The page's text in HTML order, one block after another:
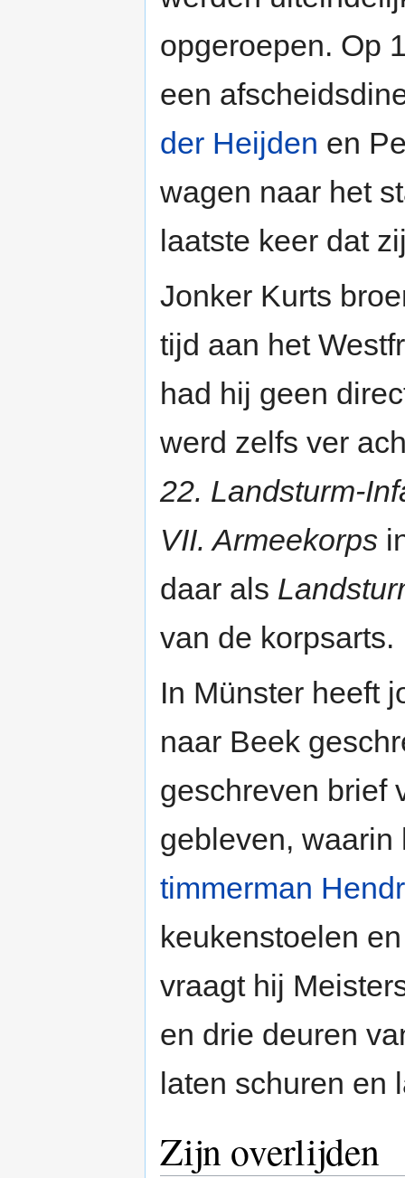
opgeroepen. Op
een
der Heijden en
wagen naar het
laatste keer dat
Jonker Kurts
tijd aan het
had hij geen
werd zelfs ver
22. Landsturm-
VII. Armeekorps
daar als
van de korpsarts.
In Münster heeft
naar Beek
geschreven brief
gebleven, waarin
timmerman
keukenstoelen
vraagt hij
en drie deuren
laten schuren en
Zijn overlijden